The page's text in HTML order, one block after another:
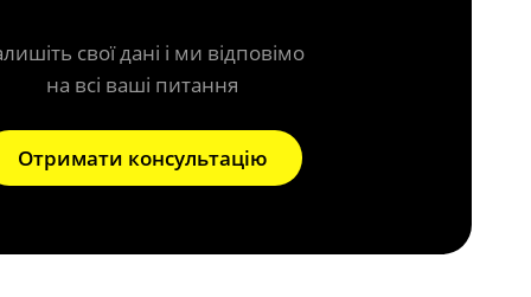
свої дані і ми відповімо
на всі ваші питання
Отримати консультацію